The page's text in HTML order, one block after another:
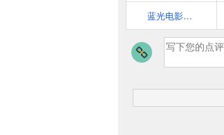
蓝光电影blu-raydisc